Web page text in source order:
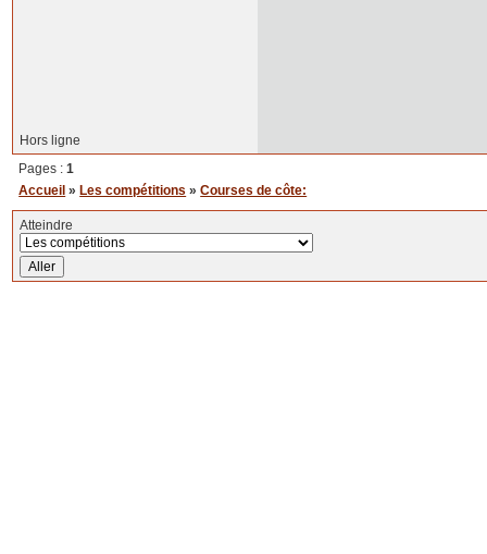
Hors ligne
Pages :1
Accueil »Les compétitions »Courses de côte:
Atteindre